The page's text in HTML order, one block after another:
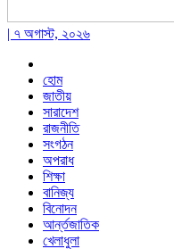
| ৭ অগাস্ট, ২০২৬
হোম
জাতীয়
সারাদেশ
রাজনীতি
সংগঠন
অপরাধ
শিক্ষা
বানিজ্য
বিনোদন
আর্ন্তজাতিক
খেলাধুলা